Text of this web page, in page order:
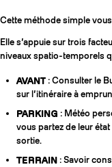
Cette méthode simple
Elle s’appuie sur trois
niveaux spatio-temporels
AVANT : Consulter le
sur l’itinéraire à
PARKING : Météo
vous partez de leur
sortie.
TERRAIN : Savoir